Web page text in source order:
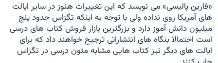
«فارین پالیسی» می نویسد که این تغییرات هنوز در سایر ایالت
های آمریکا روی نداده ولی با توجه به اینکه تگزاس حدود پنج
میلیون دانش آموز دارد و بزرگترین بازار فروش کتاب های درسی
است احتمالا بنگاه های انتشاراتی ترجیح خواهند داد که برای
ایالت های دیگر نیز کتاب هایی مشابه متون درسی در تگزاس